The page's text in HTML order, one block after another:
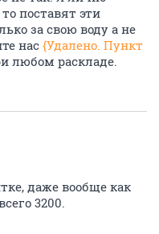
поставят эти
за свою воду а не
нас {Удалено. Пункт
любом раскладе.
даже вообще как
3200.